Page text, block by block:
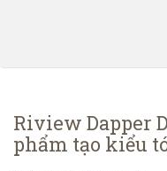
Riview Dapper
phẩm tạo kiểu